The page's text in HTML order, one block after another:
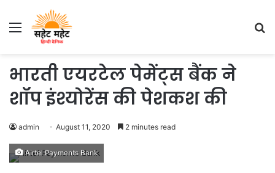
Menu
भारती एयरटेल पेमेंट्स बैंक ने
शॉप इंश्योरेंस की पेशकश की
admin August 11, 2020 2 minutes read
Airtel Payments Bank